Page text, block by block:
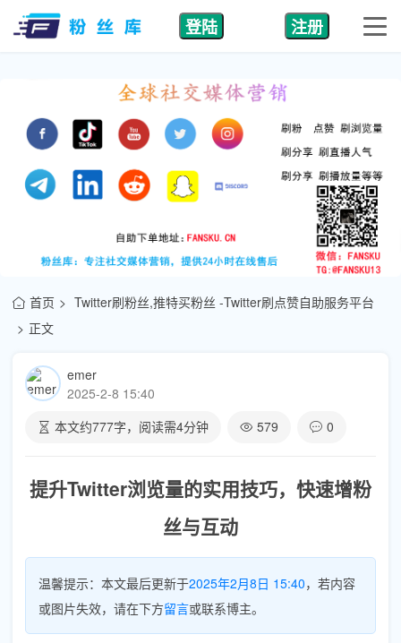
登陆 注册
首页
Twitter刷粉丝,推特买粉丝 -Twitter刷点赞自助服务平台
正文
emer
2025-2-8 15:40
本文约777字，阅读需4分钟 579 0
提升Twitter浏览量的实用技巧，快速增粉
丝与互动
温馨提示：本文最后更新于2025年2月8日 15:40，若内容
或图片失效，请在下方留言或联系博主。